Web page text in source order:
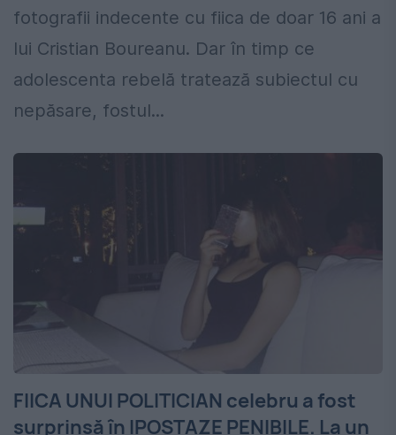
fotografii indecente cu fiica de doar 16 ani a
lui Cristian Boureanu. Dar în timp ce
adolescenta rebelă tratează subiectul cu
nepăsare, fostul...
FIICA UNUI POLITICIAN celebru a fost
surprinsă în IPOSTAZE PENIBILE. La un